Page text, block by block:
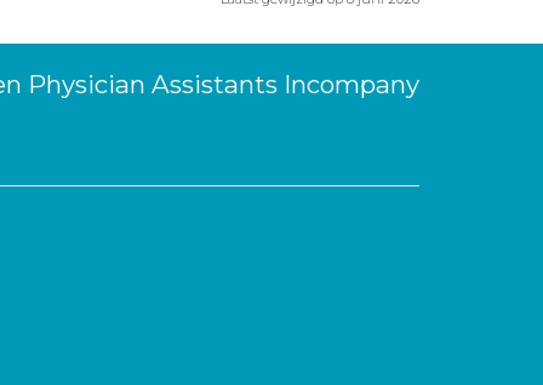
Physician Assistants Incompany